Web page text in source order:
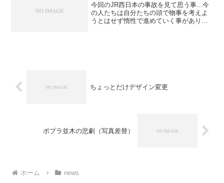
今回のJR西日本の事故を見て思う事...今
の人たちは自分たちの頭で物事を考えよ
うとはせず惰性で進めていく事があり、
ちょっとだけデザイン変更
ポプラ並木の悲劇（写真差替）
ホーム news